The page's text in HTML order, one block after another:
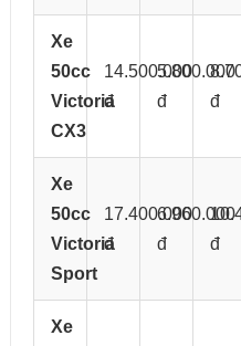
Xe
50cc
Victoria
CX3
14.500.000
đ
5.800.000
đ
đ
Xe
50cc
Victoria
Sport
17.400.000
đ
6.960.000
đ
đ
Xe